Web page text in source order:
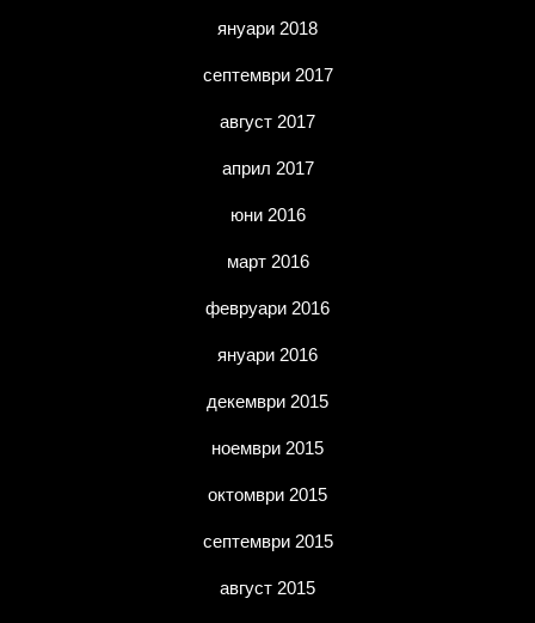
януари 2018
септември 2017
август 2017
април 2017
юни 2016
март 2016
февруари 2016
януари 2016
декември 2015
ноември 2015
октомври 2015
септември 2015
август 2015